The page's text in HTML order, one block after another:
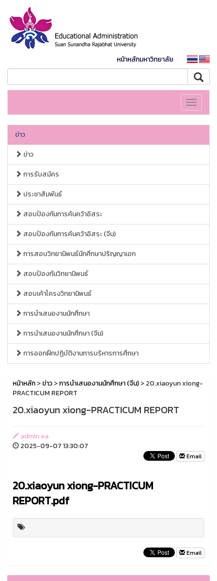
หน้าหลักมหาวิทยาลัย
Toggle
ข่าว
ข่าว
การรับสมัคร
ประชาสัมพันธ์
สอบป้องกันการค้นคว้าอิสระ
สอบป้องกันการค้นคว้าอิสระ (จีน)
การสอบวิทยานิพนธ์นักศึกษาปริญญาเอก
สอบป้องกันวิทยานิพนธ์
สอบเค้าโครงวิทยานิพนธ์
การนำเสนองานนักศึกษา
การนำเสนองานนักศึกษา (จีน)
การออกฝึกปฏิบัติงานการบริหารการศึกษา
หน้าหลัก>ข่าว>การนำเสนองานนักศึกษา (จีน)> 20.xiaoyun xiong-
PRACTICUM REPORT
20.xiaoyun xiong-PRACTICUM REPORT
admin ea
2025-09-07 13:30:07
Email
20.xiaoyun xiong-PRACTICUM
REPORT.pdf
Email